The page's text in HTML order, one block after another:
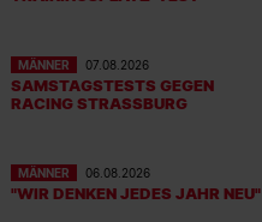
MÄNNER 07.08.2026
SAMSTAGSTESTS GEGEN
RACING STRASSBURG
MÄNNER 06.08.2026
"WIR DENKEN JEDES JAHR NEU"